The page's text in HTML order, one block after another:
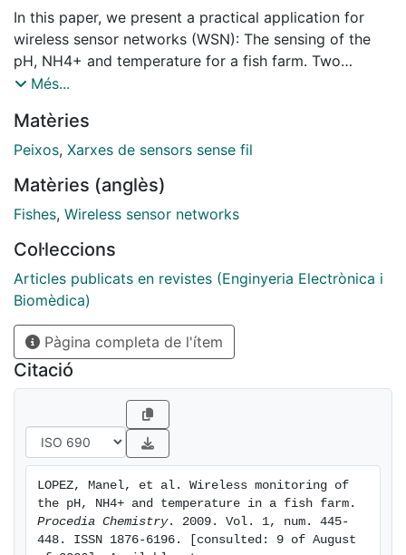
In this paper, we present a practical application for
wireless sensor networks (WSN): The sensing of the
pH, NH4+ and temperature for a fish farm. Two
different kinds of modules were designed: Te sensor
pH and NH4+ sensors based on a specially designed
ISFET. The sensor module collects and transmits the
9600 b/s asynchronous wired communication. The
wireless node, retransmit it to the central unit via RF.
implements a routing protocol based on Zigbee. The
aims of this work are (1) show the ISFET developed to
monitor pH and NH4, (2) show the design of the whole
sensor module and (3) show the implementation of the
WSN.
Més...
Matèries
Peixos, Xarxes de sensors sense fil
Matèries (anglès)
Fishes, Wireless sensor networks
Col·leccions
Articles publicats en revistes (Enginyeria Electrònica i
Biomèdica)
Pàgina completa de l'ítem
Citació
LOPEZ, Manel, et al. Wireless monitoring of
Procedia Chemistry. 2009. Vol. 1, num. 445-
448. ISSN 1876-6196. [consulted: 9 of August